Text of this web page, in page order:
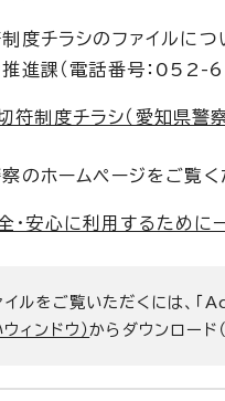
度チラシのファイルに
進課（電話番号：
符制度チラシ（愛知県
のホームページをご覧く
・安心に利用するために
ルをご覧いただくには、「
ウィンドウ）からダウンロード